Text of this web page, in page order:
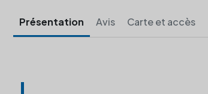
Présentation Avis Carte et accès